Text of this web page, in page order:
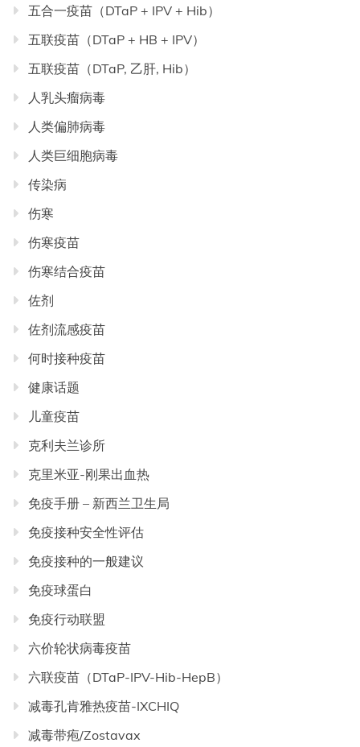
五合一疫苗（DTaP + IPV + Hib）
五联疫苗（DTaP + HB + IPV）
五联疫苗（DTaP, 乙肝, Hib）
人乳头瘤病毒
人类偏肺病毒
人类巨细胞病毒
传染病
伤寒
伤寒疫苗
伤寒结合疫苗
佐剂
佐剂流感疫苗
何时接种疫苗
健康话题
儿童疫苗
克利夫兰诊所
克里米亚-刚果出血热
免疫手册 – 新西兰卫生局
免疫接种安全性评估
免疫接种的一般建议
免疫球蛋白
免疫行动联盟
六价轮状病毒疫苗
六联疫苗（DTaP-IPV-Hib-HepB）
减毒孔肯雅热疫苗-IXCHIQ
减毒带疱/Zostavax